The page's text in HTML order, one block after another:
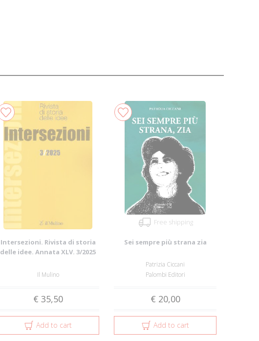
Intersezioni. Rivista di storia
delle idee. Annata XLV. 3/2025
Il Mulino
€ 35,50
Add to cart
Free shipping
Sei sempre più strana zia
Patrizia Ciccani
Palombi Editori
€ 20,00
Add to cart